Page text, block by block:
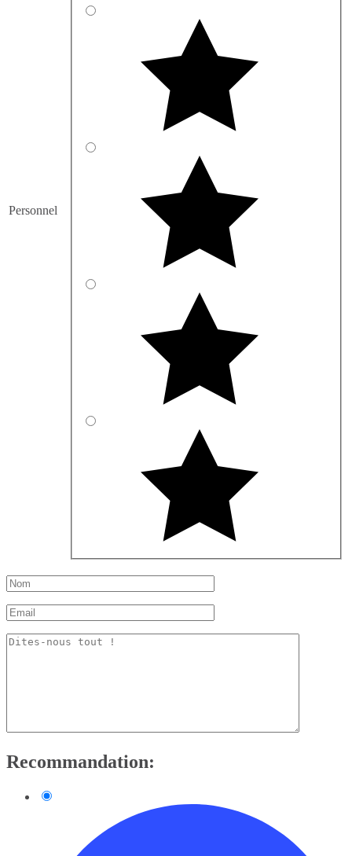
Personnel
Recommandation: